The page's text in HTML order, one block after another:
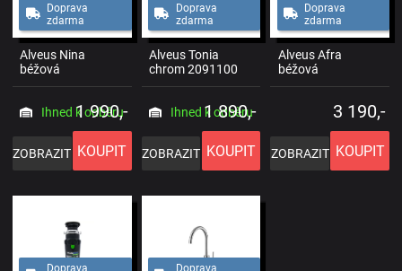
Doprava
zdarma
Alveus Nina
béžová
Ihned k odběru
1 990,-
ZOBRAZIT KOUPIT
Doprava
zdarma
Alveus Tonia
chrom 2091100
Ihned k odběru
1 890,-
ZOBRAZIT KOUPIT
Doprava
zdarma
Alveus Afra
béžová
3 190,-
ZOBRAZIT KOUPIT
Doprava
Doprava